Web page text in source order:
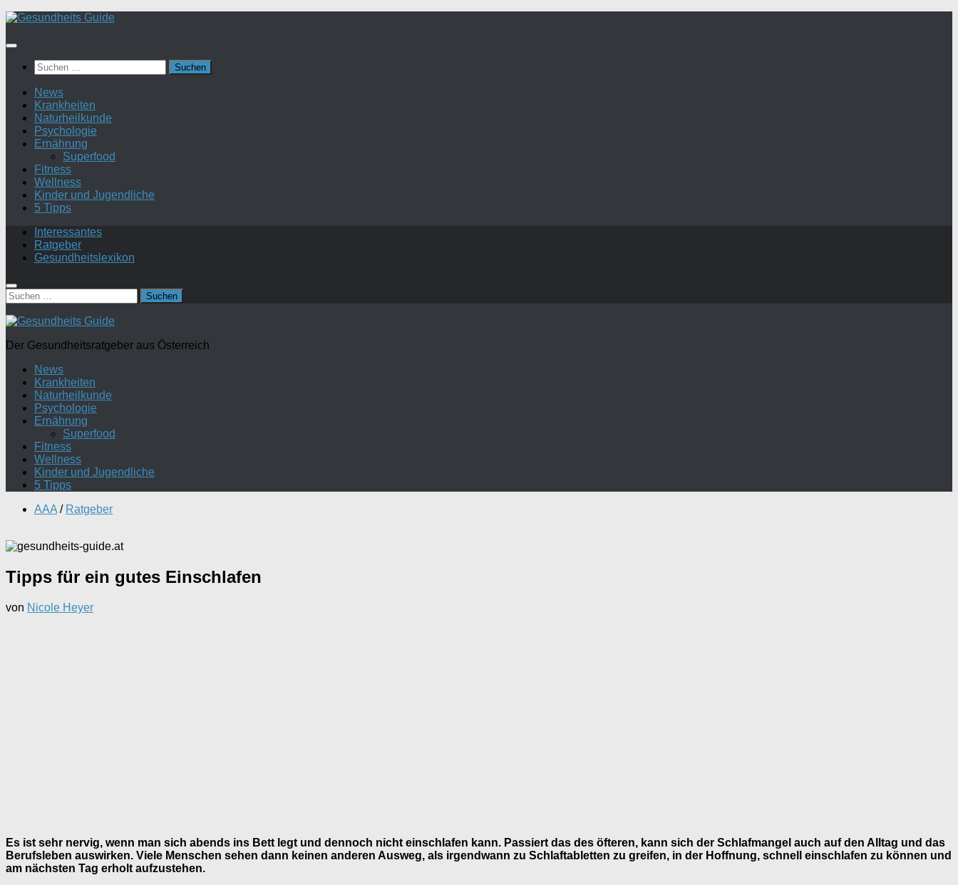
Suchen
nach:
News
Krankheiten
Naturheilkunde
Psychologie
Ernährung
Superfood
Fitness
Wellness
Kinder und Jugendliche
5 Tipps
Interessantes
Ratgeber
Gesundheitslexikon
Suchen
nach:
Der Gesundheitsratgeber aus Österreich
News
Krankheiten
Naturheilkunde
Psychologie
Ernährung
Superfood
Fitness
Wellness
Kinder und Jugendliche
5 Tipps
AAA / Ratgeber
Tipps für ein gutes Einschlafen
von Nicole Heyer
Es ist sehr nervig, wenn man sich abends ins Bett legt und dennoch nicht einschlafen kann. Passiert das des öfteren, kann sich der Schlafmangel auch auf den Alltag und das
Berufsleben auswirken. Viele Menschen sehen dann keinen anderen Ausweg, als irgendwann zu Schlaftabletten zu greifen, in der Hoffnung, schnell einschlafen zu können und
am nächsten Tag erholt aufzustehen.